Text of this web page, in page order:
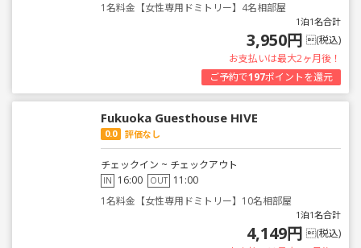
1名料金【女性専用ドミトリー】4名相部屋
1泊1名合計
3,950円 (税込)
お支払いは最大2ヶ月後！
ご予約で197ポイントを還元
Fukuoka Guesthouse HIVE
0.0 評価なし
チェックイン ~ チェックアウト
IN 16:00 OUT 11:00
1名料金【女性専用ドミトリー】10名相部屋
1泊1名合計
4,149円 (税込)